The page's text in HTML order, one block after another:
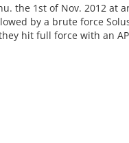
the 1st of Nov. 2012 at
by a brute force
hit full force with an